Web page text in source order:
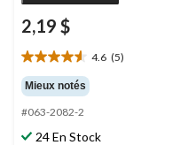
2,19 $
4.6 (5)
4.6
étoile(s)
sur
5.
5
Mieux notés
#063-2082-2
24 En Stock